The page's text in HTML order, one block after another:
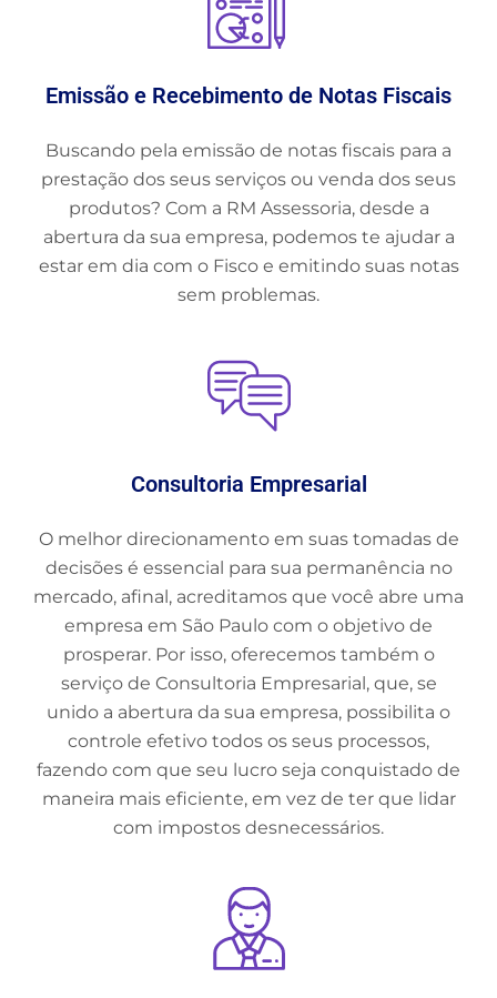
Emissão e Recebimento de Notas Fiscais
Buscando pela emissão de notas fiscais para a
prestação dos seus serviços ou venda dos seus
produtos? Com a RM Assessoria, desde a
abertura da sua empresa, podemos te ajudar a
estar em dia com o Fisco e emitindo suas notas
sem problemas.
Consultoria Empresarial
O melhor direcionamento em suas tomadas de
decisões é essencial para sua permanência no
mercado, afinal, acreditamos que você abre uma
empresa em São Paulo com o objetivo de
prosperar. Por isso, oferecemos também o
serviço de Consultoria Empresarial, que, se
unido a abertura da sua empresa, possibilita o
controle efetivo todos os seus processos,
fazendo com que seu lucro seja conquistado de
maneira mais eficiente, em vez de ter que lidar
com impostos desnecessários.